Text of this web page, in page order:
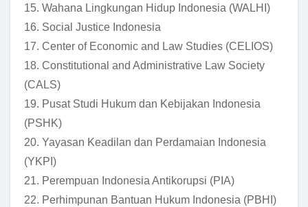
15. Wahana Lingkungan Hidup Indonesia (WALHI)
16. Social Justice Indonesia
17. Center of Economic and Law Studies (CELIOS)
18. Constitutional and Administrative Law Society
(CALS)
19. Pusat Studi Hukum dan Kebijakan Indonesia
(PSHK)
20. Yayasan Keadilan dan Perdamaian Indonesia
(YKPI)
21. Perempuan Indonesia Antikorupsi (PIA)
22. Perhimpunan Bantuan Hukum Indonesia (PBHI)